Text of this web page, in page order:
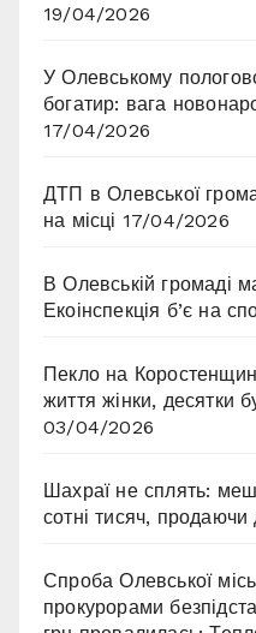
19/04/2026
У Олевському
богатир: вага
17/04/2026
ДТП в Олевської
на місці 17/04/2026
В Олевській громаді
Екоінспекція б’є на
Пекло на
життя жінки, десятки
03/04/2026
Шахраї не сплять:
сотні тисяч, продаючи
Спроба Олевської
прокурорами